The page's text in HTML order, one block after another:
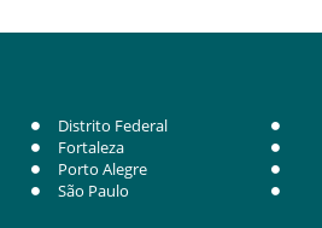
Distrito Federal
Fortaleza
Porto Alegre
São Paulo